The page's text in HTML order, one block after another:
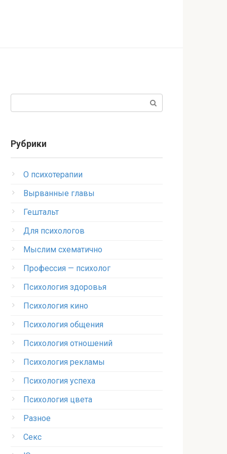
Рубрики
O психотерапии
Вырванные главы
Гештальт
Для психологов
Мыслим схематично
Профессия — психолог
Психология здоровья
Психология кино
Психология общения
Психология отношений
Психология рекламы
Психология успеха
Психология цвета
Разное
Секс